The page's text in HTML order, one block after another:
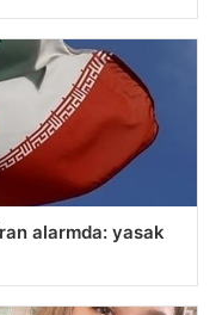
alarmda: yasak